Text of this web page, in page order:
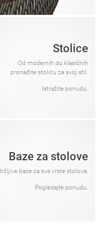
Stolice
Od modernih do klasičnih
pronađite stolicu za svoj stil.
Istražite ponudu.
Baze za stolove
baze za sve vrste stolova.
Pogledajte ponudu.